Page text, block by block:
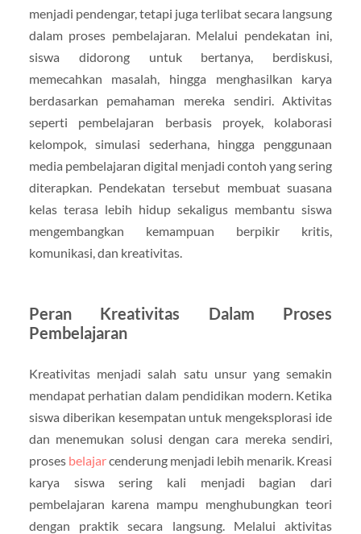
menjadi pendengar, tetapi juga terlibat secara langsung
dalam proses pembelajaran. Melalui pendekatan ini,
siswa didorong untuk bertanya, berdiskusi,
memecahkan masalah, hingga menghasilkan karya
berdasarkan pemahaman mereka sendiri. Aktivitas
seperti pembelajaran berbasis proyek, kolaborasi
kelompok, simulasi sederhana, hingga penggunaan
media pembelajaran digital menjadi contoh yang sering
diterapkan. Pendekatan tersebut membuat suasana
kelas terasa lebih hidup sekaligus membantu siswa
mengembangkan kemampuan berpikir kritis,
komunikasi, dan kreativitas.
Peran Kreativitas Dalam Proses
Pembelajaran
Kreativitas menjadi salah satu unsur yang semakin
mendapat perhatian dalam pendidikan modern. Ketika
siswa diberikan kesempatan untuk mengeksplorasi ide
dan menemukan solusi dengan cara mereka sendiri,
proses belajarcenderung menjadi lebih menarik. Kreasi
karya siswa sering kali menjadi bagian dari
pembelajaran karena mampu menghubungkan teori
dengan praktik secara langsung. Melalui aktivitas